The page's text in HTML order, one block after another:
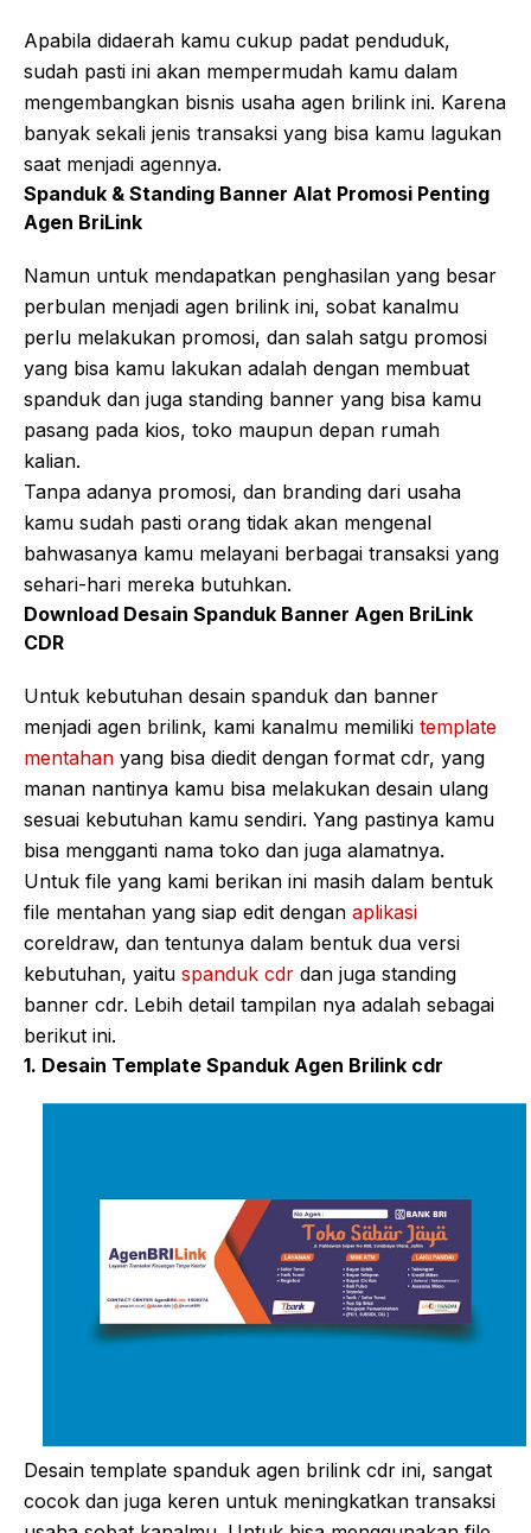
Apabila didaerah kamu cukup padat penduduk,
sudah pasti ini akan mempermudah kamu dalam
mengembangkan bisnis usaha agen brilink ini. Karena
banyak sekali jenis transaksi yang bisa kamu lagukan
saat menjadi agennya.
Spanduk & Standing Banner Alat Promosi Penting
Agen BriLink
Namun untuk mendapatkan penghasilan yang besar
perbulan menjadi agen brilink ini, sobat kanalmu
perlu melakukan promosi, dan salah satgu promosi
yang bisa kamu lakukan adalah dengan membuat
spanduk dan juga standing banner yang bisa kamu
pasang pada kios, toko maupun depan rumah
kalian.
Tanpa adanya promosi, dan branding dari usaha
kamu sudah pasti orang tidak akan mengenal
bahwasanya kamu melayani berbagai transaksi yang
sehari-hari mereka butuhkan.
Download Desain Spanduk Banner Agen BriLink
CDR
Untuk kebutuhan desain spanduk dan banner
menjadi agen brilink, kami kanalmu memiliki template
mentahan yang bisa diedit dengan format cdr, yang
manan nantinya kamu bisa melakukan desain ulang
sesuai kebutuhan kamu sendiri. Yang pastinya kamu
bisa mengganti nama toko dan juga alamatnya.
Untuk file yang kami berikan ini masih dalam bentuk
file mentahan yang siap edit dengan aplikasi
coreldraw, dan tentunya dalam bentuk dua versi
kebutuhan, yaitu spanduk cdr dan juga standing
banner cdr. Lebih detail tampilan nya adalah sebagai
berikut ini.
1. Desain Template Spanduk Agen Brilink cdr
Desain template spanduk agen brilink cdr ini, sangat
cocok dan juga keren untuk meningkatkan transaksi